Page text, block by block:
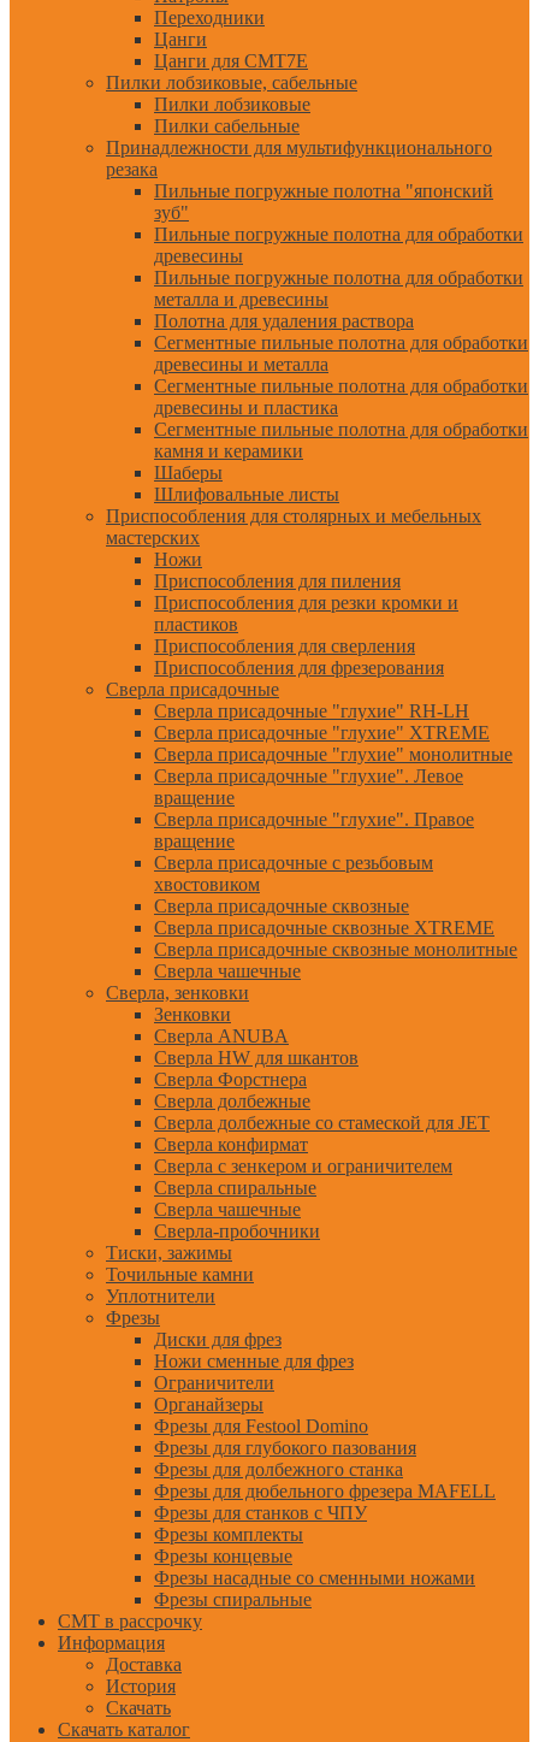
Переходники
Цанги
Цанги для CMT7E
Пилки лобзиковые, сабельные
Пилки лобзиковые
Пилки сабельные
Принадлежности для мультифункционального
резака
Пильные погружные полотна "японский
зуб"
Пильные погружные полотна для обработки
древесины
Пильные погружные полотна для обработки
металла и древесины
Полотна для удаления раствора
Сегментные пильные полотна для обработки
древесины и металла
Сегментные пильные полотна для обработки
древесины и пластика
Сегментные пильные полотна для обработки
камня и керамики
Шаберы
Шлифовальные листы
Приспособления для столярных и мебельных
мастерских
Ножи
Приспособления для пиления
Приспособления для резки кромки и
пластиков
Приспособления для сверления
Приспособления для фрезерования
Сверла присадочные
Сверла присадочные "глухие" RH-LH
Сверла присадочные "глухие" XTREME
Сверла присадочные "глухие" монолитные
Сверла присадочные "глухие". Левое
вращение
Сверла присадочные "глухие". Правое
вращение
Сверла присадочные с резьбовым
хвостовиком
Сверла присадочные сквозные
Сверла присадочные сквозные XTREME
Сверла присадочные сквозные монолитные
Сверла чашечные
Сверла, зенковки
Зенковки
Сверла ANUBA
Сверла HW для шкантов
Сверла Форстнера
Сверла долбежные
Сверла долбежные со стамеской для JET
Сверла конфирмат
Сверла с зенкером и ограничителем
Сверла спиральные
Сверла чашечные
Сверла-пробочники
Тиски, зажимы
Точильные камни
Уплотнители
Фрезы
Диски для фрез
Ножи сменные для фрез
Ограничители
Органайзеры
Фрезы для Festool Domino
Фрезы для глубокого пазования
Фрезы для долбежного станка
Фрезы для дюбельного фрезера MAFELL
Фрезы для станков с ЧПУ
Фрезы комплекты
Фрезы концевые
Фрезы насадные со сменными ножами
Фрезы спиральные
CMT в рассрочку
Информация
Доставка
История
Скачать
Скачать каталог